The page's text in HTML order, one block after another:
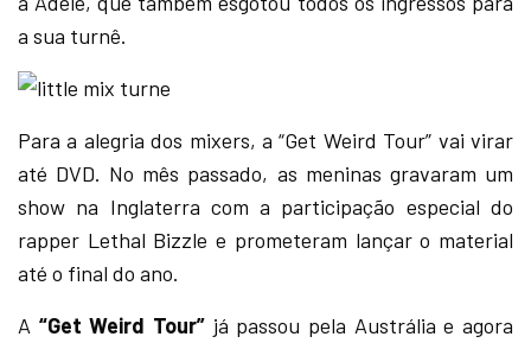
a sua turnê.
Para a alegria dos mixers, a “Get Weird Tour” vai virar
até DVD. No mês passado, as meninas gravaram um
show na Inglaterra com a participação especial do
rapper Lethal Bizzle e prometeram lançar o material
até o final do ano.
A “Get Weird Tour” já passou pela Austrália e agora